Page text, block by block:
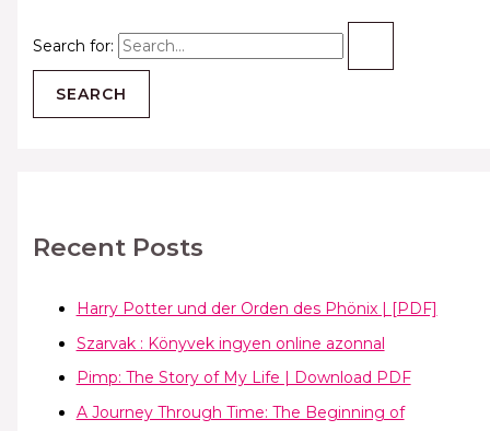
Search for:
Recent Posts
Harry Potter und der Orden des Phönix | [PDF]
Szarvak : Könyvek ingyen online azonnal
Pimp: The Story of My Life | Download PDF
A Journey Through Time: The Beginning of